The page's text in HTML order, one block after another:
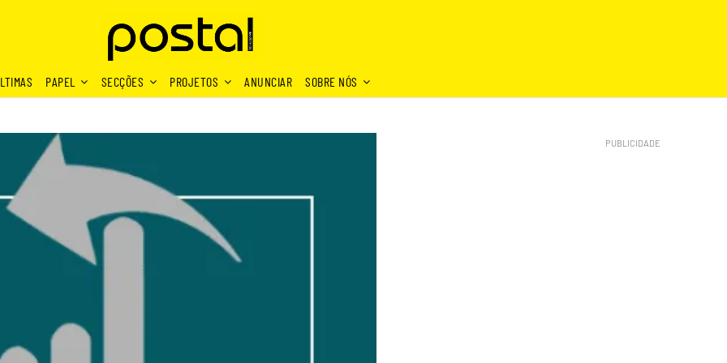
PAPEL SECÇÕES PROJETOS ANUNCIAR SOBRE NÓS